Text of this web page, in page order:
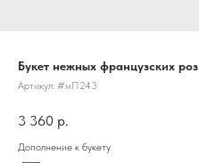
Букет нежных французских роз
Артикул: #мП243
3 360 р.
Дополнение к букету